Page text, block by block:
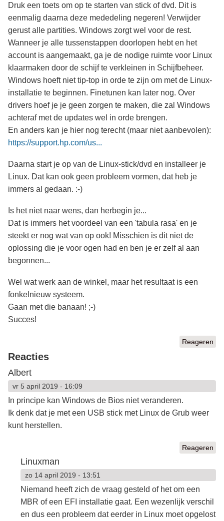
Druk een toets om op te starten van stick of dvd. Dit is
eenmalig daarna deze mededeling negeren! Verwijder
gerust alle partities. Windows zorgt wel voor de rest.
Wanneer je alle tussenstappen doorlopen hebt en het
account is aangemaakt, ga je de nodige ruimte voor Linux
klaarmaken door de schijf te verkleinen in Schijfbeheer.
Windows hoeft niet tip-top in orde te zijn om met de Linux-
installatie te beginnen. Finetunen kan later nog. Over
drivers hoef je je geen zorgen te maken, die zal Windows
achteraf met de updates wel in orde brengen.
En anders kan je hier nog terecht (maar niet aanbevolen):
https://support.hp.com/us...
Daarna start je op van de Linux-stick/dvd en installeer je
Linux. Dat kan ook geen probleem vormen, dat heb je
immers al gedaan. :-)
Is het niet naar wens, dan herbegin je...
Dat is immers het voordeel van een 'tabula rasa' en je
steekt er nog wat van op ook! Misschien is dit niet de
oplossing die je voor ogen had en ben je er zelf al aan
begonnen...
Wel wat werk aan de winkel, maar het resultaat is een
fonkelnieuw systeem.
Gaan met die banaan! ;-)
Succes!
Reageren
Reacties
Albert
vr 5 april 2019 - 16:09
In principe kan Windows de Bios niet veranderen.
Ik denk dat je met een USB stick met Linux de Grub weer
kunt herstellen.
Reageren
Linuxman
zo 14 april 2019 - 13:51
Niemand heeft zich de vraag gesteld of het om een
MBR of een EFI installatie gaat. Een wezenlijk verschil
en dus een probleem dat eerder in Linux moet opgelost